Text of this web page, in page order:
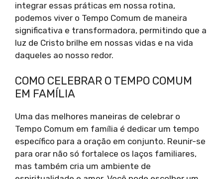
integrar essas práticas em nossa rotina,
podemos viver o Tempo Comum de maneira
significativa e transformadora, permitindo que a
luz de Cristo brilhe em nossas vidas e na vida
daqueles ao nosso redor.
COMO CELEBRAR O TEMPO COMUM
EM FAMÍLIA
Uma das melhores maneiras de celebrar o
Tempo Comum em família é dedicar um tempo
específico para a oração em conjunto. Reunir-se
para orar não só fortalece os laços familiares,
mas também cria um ambiente de